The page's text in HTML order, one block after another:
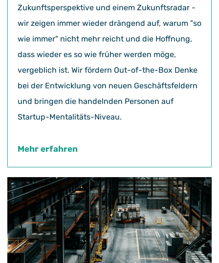
Zukunftsperspektive und einem Zukunftsradar -
wir zeigen immer wieder drängend auf, warum "so
wie immer" nicht mehr reicht und die Hoffnung,
dass wieder es so wie früher werden möge,
vergeblich ist. Wir fördern Out-of-the-Box Denke
bei der Entwicklung von neuen Geschäftsfeldern
und bringen die handelnden Personen auf
Startup-Mentalitäts-Niveau.
Mehr erfahren